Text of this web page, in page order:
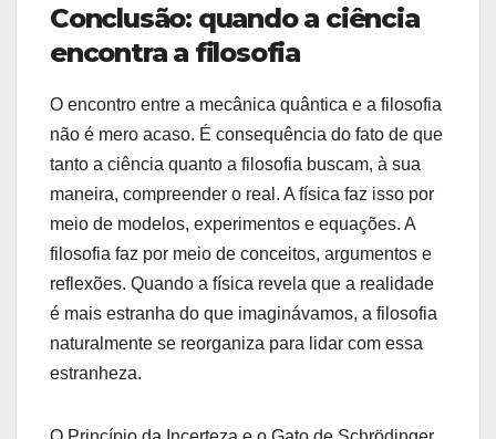
Conclusão: quando a ciência
encontra a filosofia
O encontro entre a mecânica quântica e a filosofia
não é mero acaso. É consequência do fato de que
tanto a ciência quanto a filosofia buscam, à sua
maneira, compreender o real. A física faz isso por
meio de modelos, experimentos e equações. A
filosofia faz por meio de conceitos, argumentos e
reflexões. Quando a física revela que a realidade
é mais estranha do que imaginávamos, a filosofia
naturalmente se reorganiza para lidar com essa
estranheza.